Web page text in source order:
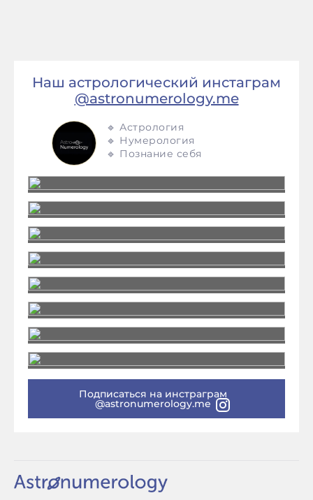
Наш астрологический инстаграм
@astronumerology.me
🔹 Астрология
🔹 Нумерология
🔹 Познание себя
Подписаться на инстраграм
@astronumerology.me